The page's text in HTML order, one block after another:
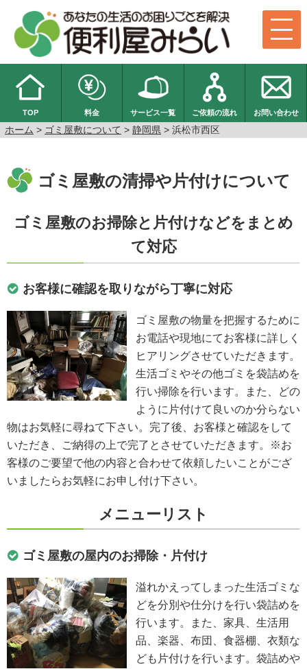
TOP 料金 サービス一覧 ご依頼の流れ お問い合わせ
ホーム > ゴミ屋敷について > 静岡県 > 浜松市西区
ゴミ屋敷の清掃や片付けについて
ゴミ屋敷のお掃除と片付けなどをまとめ
て対応
お客様に確認を取りながら丁寧に対応
ゴミ屋敷の物量を把握するために
お電話や現地にてお客様に詳しく
ヒアリングさせていただきます。
生活ゴミやその他ゴミを袋詰めを
行い掃除を行います。また、どの
ように片付けて良いのか分らない
物はお気軽に尋ねて下さい。完了後、お客様と確認をして
いただき、ご納得の上で完了とさせていただきます。※お
客様のご要望で他の内容と合わせて依頼したいことがござ
いましたらお気軽にお申し付け下さい。
メニューリスト
ゴミ屋敷の屋内のお掃除・片付け
溢れかえってしまった生活ゴミな
どを分別や仕分けを行い袋詰めを
行います。また、家具、生活用
品、楽器、布団、食器棚、衣類な
ども片付けを行います。袋詰めや